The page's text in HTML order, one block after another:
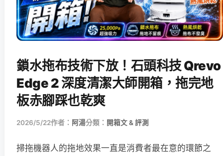
鎖水拖布技術下放！石頭科技 Qrevo
Edge 2 深度清潔大師開箱，拖完地
板赤腳踩也乾爽
2026/5/22作者： 阿湯分類： 開箱文 & 評測
掃拖機器人的拖地效果一直是消費者最在意的環節之